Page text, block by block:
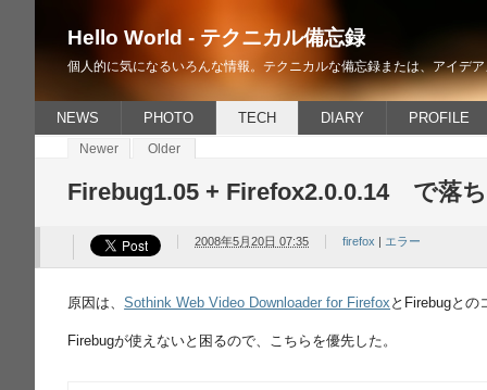
Hello World - テクニカル備忘録
個人的に気になるいろんな情報。テクニカルな備忘録または、アイデ
NEWS PHOTO TECH DIARY PROFILE
Newer Older
Firebug1.05 + Firefox2.0.0.14 で落
2008年5月20日 07:35 firefox エラー
原因は、Sothink Web Video Downloader for Firefox とFirebugとの
Firebugが使えないと困るので、こちらを優先した。